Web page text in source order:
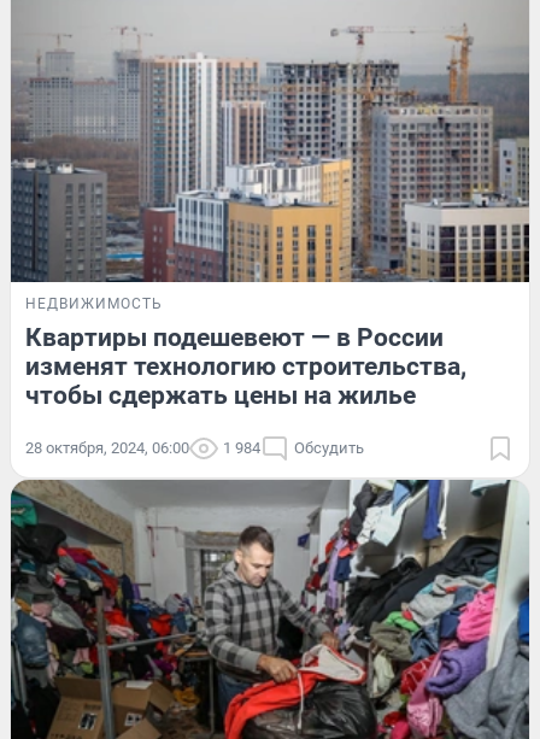
НЕДВИЖИМОСТЬ
Квартиры подешевеют — в России
изменят технологию строительства,
чтобы сдержать цены на жилье
28 октября, 2024, 06:00 1 984 Обсудить